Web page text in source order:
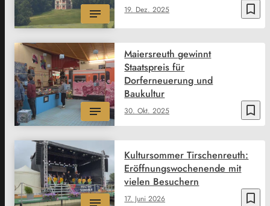
bookmark_border
19. Dez. 2025
bookmark_border
30. Okt. 2025
Maiersreuth gewinnt
Staatspreis für
Dorferneuerung und
Baukultur
bookmark_border
17. Juni 2026
Kultursommer Tirschenreuth:
Eröffnungswochenende mit
vielen Besuchern